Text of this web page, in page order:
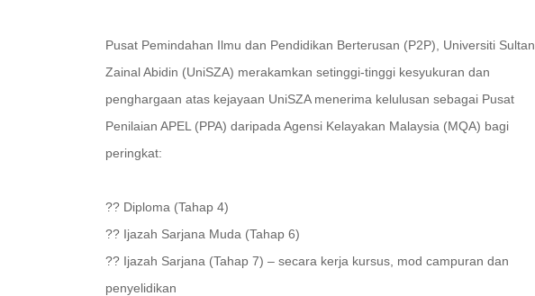
Pusat Pemindahan Ilmu dan Pendidikan Berterusan (P2P), Universiti Sultan
Zainal Abidin (UniSZA) merakamkan setinggi-tinggi kesyukuran dan
penghargaan atas kejayaan UniSZA menerima kelulusan sebagai Pusat
Penilaian APEL (PPA) daripada Agensi Kelayakan Malaysia (MQA) bagi
peringkat:
?? Diploma (Tahap 4)
?? Ijazah Sarjana Muda (Tahap 6)
?? Ijazah Sarjana (Tahap 7) – secara kerja kursus, mod campuran dan
penyelidikan